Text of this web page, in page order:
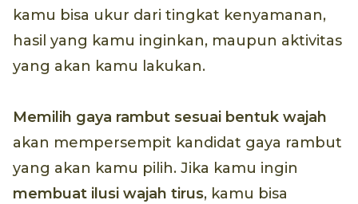
kamu bisa ukur dari tingkat kenyamanan,
hasil yang kamu inginkan, maupun aktivitas
yang akan kamu lakukan.
Memilih gaya rambut sesuai bentuk wajah
akan mempersempit kandidat gaya rambut
yang akan kamu pilih. Jika kamu ingin
membuat ilusi wajah tirus, kamu bisa